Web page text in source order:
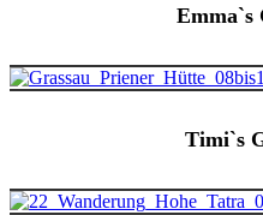
Emma`s
Timi`s